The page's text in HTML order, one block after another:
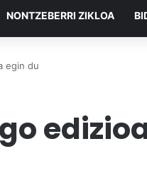
NONTZEBERRI ZIKLOA
egin du